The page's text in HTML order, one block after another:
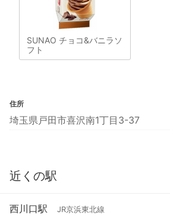
SUNAO チョコ&バニラソ
フト
住所
埼玉県戸田市喜沢南1丁目3-37
近くの駅
西川口駅 JR京浜東北線